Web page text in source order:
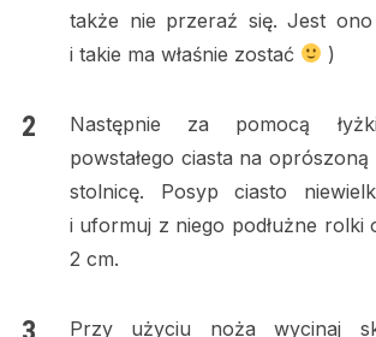
także nie przeraź się. Jest ono
i takie ma właśnie zostać
)
Następnie za pomocą
powstałego ciasta na
stolnicę. Posyp ciasto
i uformuj z niego podłużne rolki
2 cm.
Przy użyciu noża wycinaj